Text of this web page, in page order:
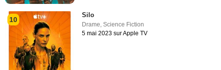
10
Silo
Drame,Science Fiction
5 mai 2023 sur Apple TV